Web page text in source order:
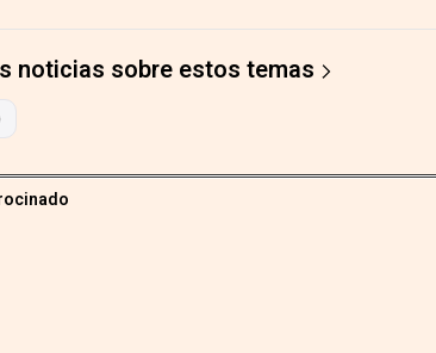
noticias sobre estos temas